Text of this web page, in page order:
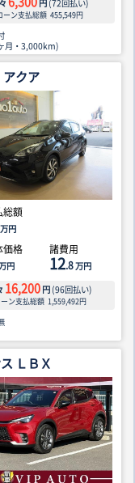
円 (72回払い)
ーン支払総額 455,549円
月・3,000km)
アクア
総額
万円
価格
円
諸費用
12.8万円
16,200 円 (96回払い)
ーン支払総額 1,559,492円
ＬＢＸ